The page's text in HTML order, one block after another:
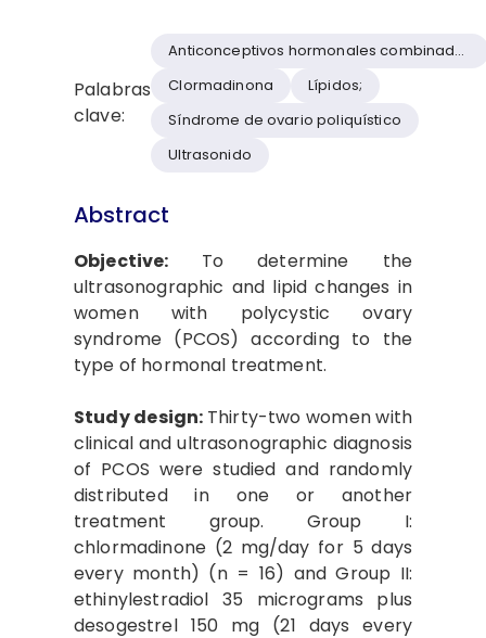
Palabras
clave:
Anticonceptivos hormonales​ combinados
Clormadinona
Lípidos;
Síndrome de ovario​ poliquístico
Ultrasonido
Abstract
Objective: To determine the
ultrasonographic and lipid changes in
women with polycystic ovary
syndrome (PCOS) according to the
type of hormonal treatment.
Study design: Thirty-two women with
clinical and ultrasonographic diagnosis
of PCOS were studied and randomly
distributed in one or another
treatment group. Group I:
chlormadinone (2 mg/day for 5 days
every month) (n = 16) and Group II:
ethinylestradiol 35 micrograms plus
desogestrel 150 mg (21 days every